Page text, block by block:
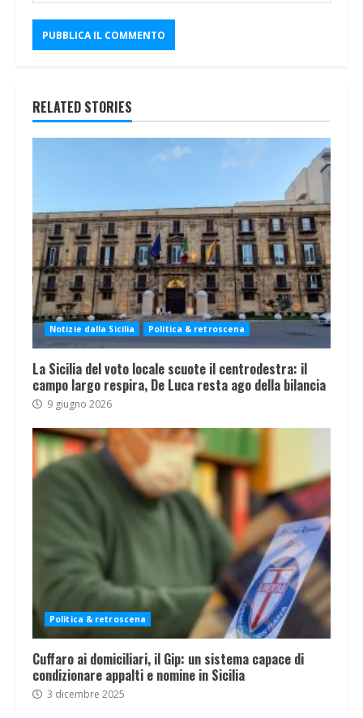
RELATED STORIES
Notizie dalla Sicilia Politica & retroscena
La Sicilia del voto locale scuote il centrodestra: il
campo largo respira, De Luca resta ago della bilancia
9 giugno 2026
Politica & retroscena
Cuffaro ai domiciliari, il Gip: un sistema capace di
condizionare appalti e nomine in Sicilia
3 dicembre 2025